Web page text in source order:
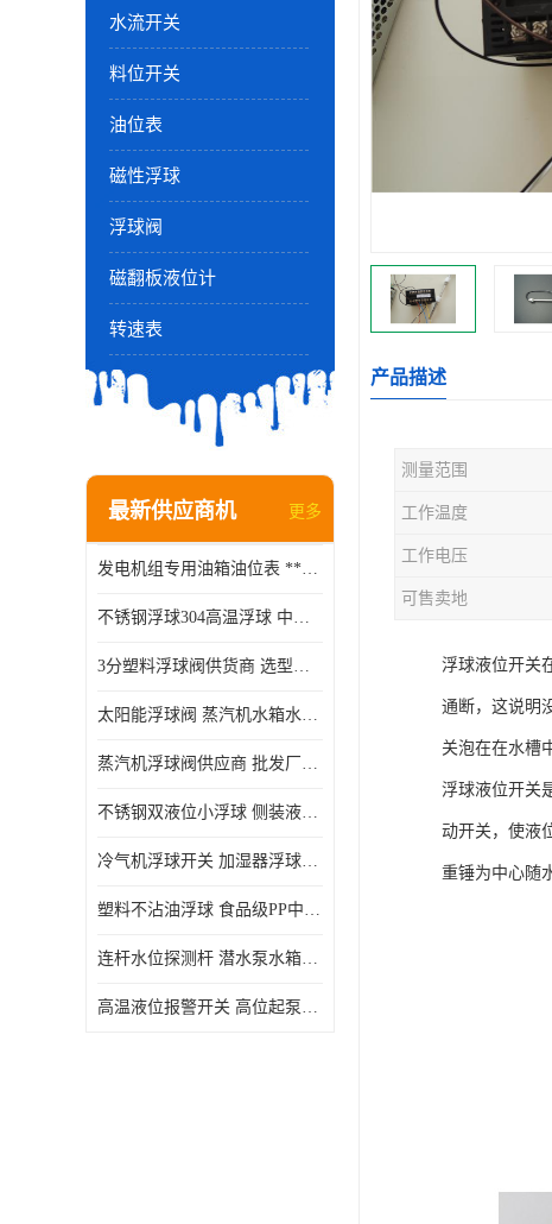
水流开关
料位开关
油位表
磁性浮球
浮球阀
磁翻板液位计
转速表
最新供应商机 更多
发电机组专用油箱油位表 **指针式机械式油表
不锈钢浮球304高温浮球 中空磁性浮球 规格齐全
3分塑料浮球阀供货商 选型说明
太阳能浮球阀 蒸汽机水箱水位控制阀 规格齐全
蒸汽机浮球阀供应商 批发厂家 支持定制
不锈钢双液位小浮球 侧装液位开关 金属304/316材质
冷气机浮球开关 加湿器浮球磁环 闪电发货
塑料不沾油浮球 食品级PP中空浮球302514
连杆水位探测杆 潜水泵水箱水位控制器 非标定制
高温液位报警开关 高位起泵低水位停泵 不锈钢浮球开关
产品描述
测量范围
工作温度
工作电压
可售卖地
浮球液位开关
通断，这说明
关泡在在水槽
浮球液位开关
动开关，使液
重锤为中心随